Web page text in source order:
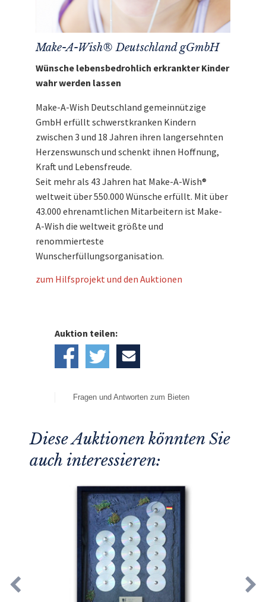
Make-A-Wish® Deutschland gGmbH
Wünsche lebensbedrohlich erkrankter Kinder
wahr werden lassen
Make-A-Wish Deutschland gemeinnützige
GmbH erfüllt schwerstkranken Kindern
zwischen 3 und 18 Jahren ihren langersehnten
Herzenswunsch und schenkt ihnen Hoffnung,
Kraft und Lebensfreude.
Seit mehr als 43 Jahren hat Make-A-Wish®
weltweit über 550.000 Wünsche erfüllt. Mit über
43.000 ehrenamtlichen Mitarbeitern ist Make-
A-Wish die weltweit größte und
renommierteste
Wunscherfüllungsorganisation.
zum Hilfsprojekt und den Auktionen
Auktion teilen:
Fragen und Antworten zum Bieten
Diese Auktionen könnten Sie
auch interessieren: